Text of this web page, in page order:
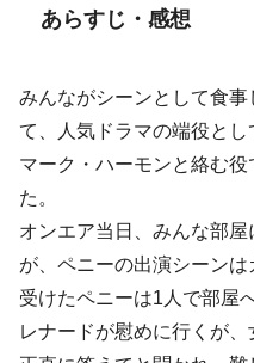
あらすじ・感想
みんながシーンとして食
て、人気ドラマの端役とし
マーク・ハーモンと絡む
た。
オンエア当日、みんな部
が、ペニーの出演シーン
受けたペニーは1人で部屋へ
レナードが慰めに行くが